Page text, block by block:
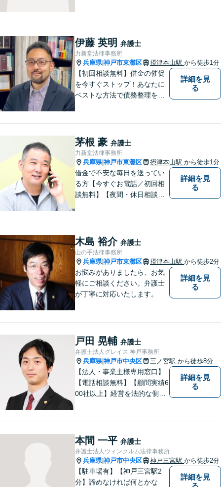
うぞ一人で抱え込まず、お気
軽にご相談ください。
伊藤 英明 弁護士
力新堂法律事務所
兵庫県|神戸市東灘区 摂津本山駅 から徒歩1分
【初回相談無料】借金の催促
を今すぐストップ！あなたに
ベストな方法で債務整理をサ
イエンスの博士号も保有）と
交渉経験が豊富な弁護士
詳細を見
る
茅根 豪 弁護士
力新堂法律事務所
兵庫県|神戸市東灘区 摂津本山駅 から徒歩1分
借金で不安な毎日を送ってい
る方【今すぐお電話／初回相
談無料】【夜間・休日相談
害／問題社員／クレーマー／
債務整理）借金の解決実績は1
00件以上！
詳細を見
る
木島 裕介 弁護士
山の手法律事務所
兵庫県|神戸市東灘区 摂津本山駅 から徒歩2分
お悩みがありましたら、お気
軽にご相談ください。弁護士
が丁寧に対応いたします。
詳細を見
る
戸田 晃輔 弁護士
弁護士法人グレイス 神戸事務所
兵庫県|神戸市中央区 三ノ宮駅 から徒歩8分
【法人・事業主様専用窓口】
【電話相談無料】【顧問実績6
00社以上】経営を法的な側面
作成／リーガルチェック／債
権回収などもご相談ください
【オンライン面談可】【初回
相談無料】
詳細を見
る
本間 一平 弁護士
弁護士法人ウィンクルム法律事務所
兵庫県|神戸市中央区 神戸三宮駅 から徒歩2分
【駐車場有】【神戸三宮駅2
分】諦めなければ何とかな
詳細を見